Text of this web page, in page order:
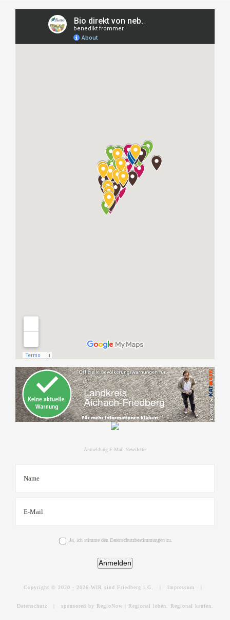
Anmeldung E-Mail Newsletter
Ja, ich stimme den Datenschutzbestimmungen zu.
Anmelden
Copyright © 2020 - 2026 WIR sind Friedberg i.G. | Impressum
Datenschutz sponsored by RegioNow | Regional leben. Regional kaufen.